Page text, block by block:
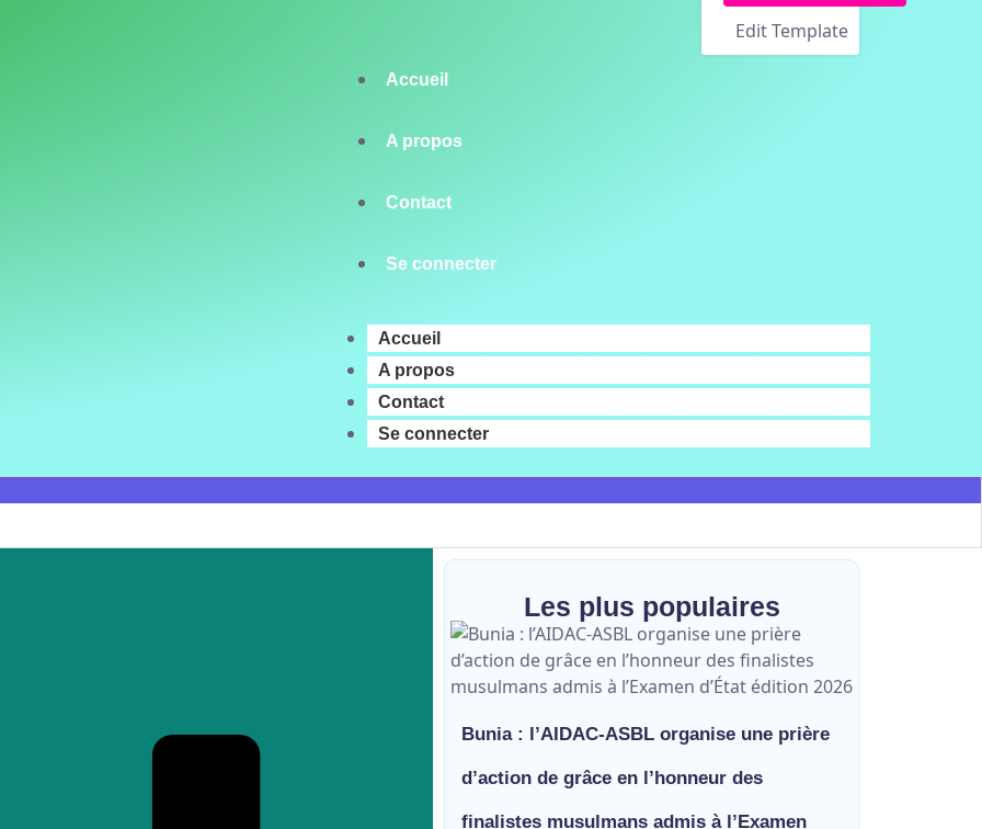
Edit Template
Accueil
A propos
Contact
Se connecter
Accueil
A propos
Contact
Se connecter
Les plus populaires
Bunia : l’AIDAC-ASBL organise une prière
d’action de grâce en l’honneur des
finalistes musulmans admis à l’Examen